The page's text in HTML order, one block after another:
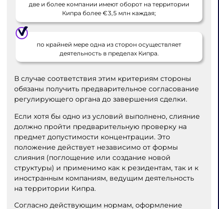
две и более компании имеют оборот на территории
Кипра более €3,5 млн каждая;
по крайней мере одна из сторон осуществляет
деятельность в пределах Кипра.
В случае соответствия этим критериям стороны
обязаны получить предварительное согласование
регулирующего органа до завершения сделки.
Если хотя бы одно из условий выполнено, слияние
должно пройти предварительную проверку на
предмет допустимости концентрации. Это
положение действует независимо от формы
слияния (поглощение или создание новой
структуры) и применимо как к резидентам, так и к
иностранным компаниям, ведущим деятельность
на территории Кипра.
Согласно действующим нормам, оформление